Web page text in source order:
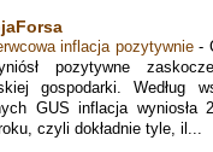
inflacja pozytywnie-
pozytywne
gospodarki. Według
GUS inflacja wyniosła
czyli dokładnie tyle, il...